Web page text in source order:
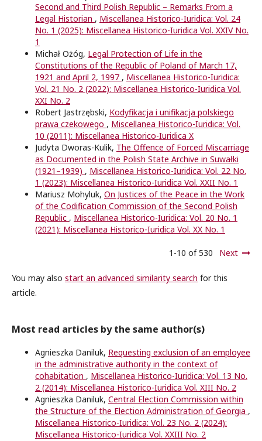
Second and Third Polish Republic – Remarks From a
Legal Historian , Miscellanea Historico-Iuridica: Vol. 24
No. 1 (2025): Miscellanea Historico-Iuridica Vol. XXIV No.
1
Michał Ożóg, Legal Protection of Life in the
Constitutions of the Republic of Poland of March 17,
1921 and April 2, 1997 , Miscellanea Historico-Iuridica:
Vol. 21 No. 2 (2022): Miscellanea Historico-Iuridica Vol.
XXI No. 2
Robert Jastrzębski, Kodyfikacja i unifikacja polskiego
prawa czekowego , Miscellanea Historico-Iuridica: Vol.
10 (2011): Miscellanea Historico-Iuridica X
Judyta Dworas-Kulik, The Offence of Forced Miscarriage
as Documented in the Polish State Archive in Suwałki
(1921–1939) , Miscellanea Historico-Iuridica: Vol. 22 No.
1 (2023): Miscellanea Historico-Iuridica Vol. XXII No. 1
Mariusz Mohyluk, On Justices of the Peace in the Work
of the Codification Commission of the Second Polish
Republic , Miscellanea Historico-Iuridica: Vol. 20 No. 1
(2021): Miscellanea Historico-Iuridica Vol. XX No. 1
1-10 of 530 Next
You may also start an advanced similarity search for this
article.
Most read articles by the same author(s)
Agnieszka Daniluk, Requesting exclusion of an employee
in the administrative authority in the context of
cohabitation , Miscellanea Historico-Iuridica: Vol. 13 No.
2 (2014): Miscellanea Historico-Iuridica Vol. XIII No. 2
Agnieszka Daniluk, Central Election Commission within
the Structure of the Election Administration of Georgia ,
Miscellanea Historico-Iuridica: Vol. 23 No. 2 (2024):
Miscellanea Historico-Iuridica Vol. XXIII No. 2